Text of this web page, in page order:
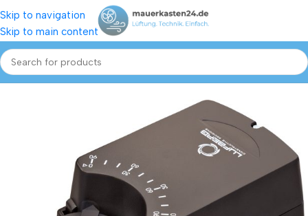
Skip to navigation
Skip to main content
Start Shop Klappen Stellantriebe, Stellmotor Lufberg